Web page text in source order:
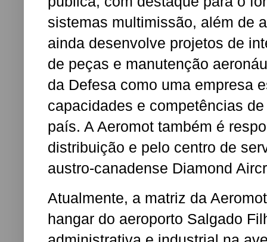
sistemas multimissão, além de
ainda desenvolve projetos de
de peças e manutenção
da Defesa como uma empresa
capacidades e competências
país. A Aeromot também é
distribuição e pelo centro de
austro-canadense Diamond
Atualmente, a matriz da
hangar do aeroporto Salgado